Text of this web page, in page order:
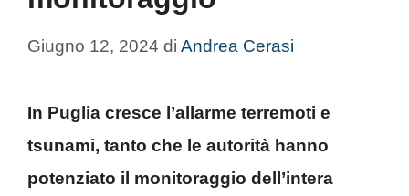
Giugno 12, 2024 di Andrea Cerasi
In Puglia cresce l’allarme terremoti e
tsunami, tanto che le autorità hanno
potenziato il monitoraggio dell’intera